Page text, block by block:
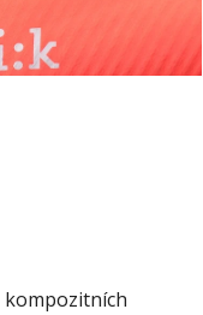
kompozitních